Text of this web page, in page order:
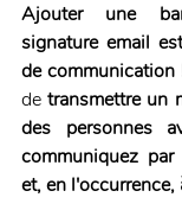
Ajouter une
signature email
de communication
de transmettre un
des personnes
communiquez
et, en